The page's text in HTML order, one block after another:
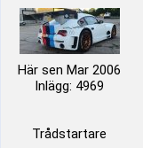
Här sen Mar 2006
Inlägg: 4969
Trådstartare